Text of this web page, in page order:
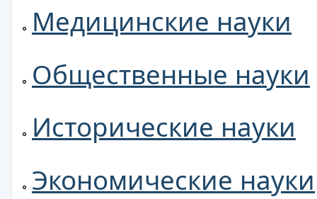
Медицинские науки
Общественные науки
Исторические науки
Экономические науки